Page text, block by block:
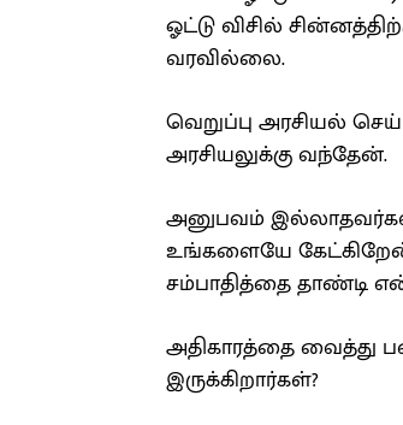
ஓட்டு விசில்
வரவில்லை.
வெறுப்பு அரசியல்
அரசியலுக்கு வந்தேன்.
அனுபவம்
உங்களையே
சம்பாதித்தை தாண்டி
அதிகாரத்தை வைத்து
இருக்கிறார்கள்?